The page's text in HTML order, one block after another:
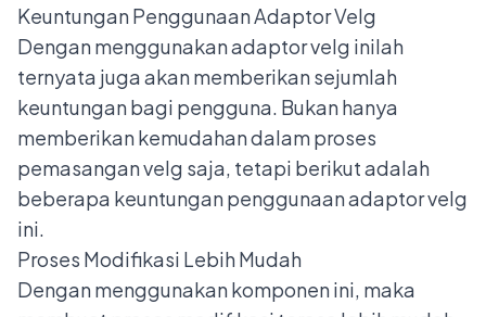
Keuntungan Penggunaan Adaptor Velg
Dengan menggunakan adaptor velg inilah
ternyata juga akan memberikan sejumlah
keuntungan bagi pengguna. Bukan hanya
memberikan kemudahan dalam proses
pemasangan velg saja, tetapi berikut adalah
beberapa keuntungan penggunaan adaptor velg
ini.
Proses Modifikasi Lebih Mudah
Dengan menggunakan komponen ini, maka